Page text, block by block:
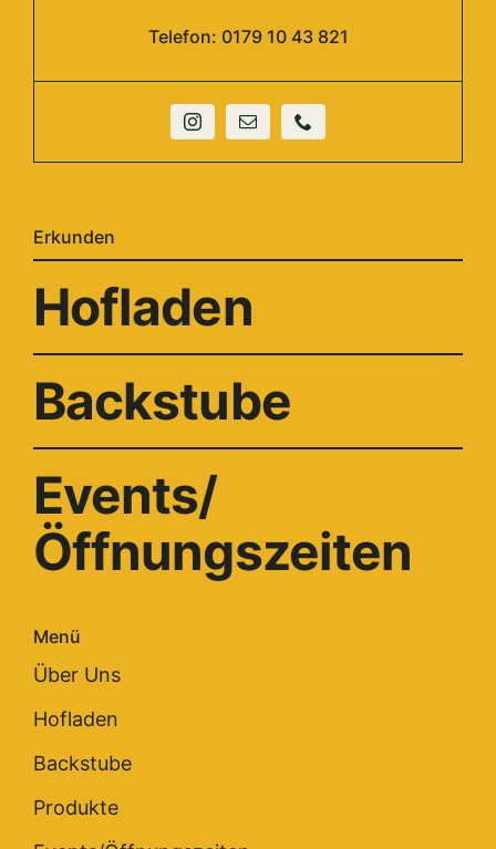
Telefon: 0179 10 43 821
Erkunden
Hofladen
Backstube
Events/
Öffnungszeiten
Menü
Über Uns
Hofladen
Backstube
Produkte